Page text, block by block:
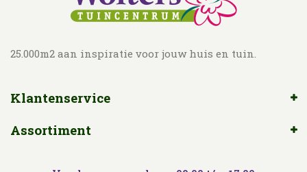
25.000m2 aan inspiratie voor jouw huis en tuin.
Klantenservice
Assortiment